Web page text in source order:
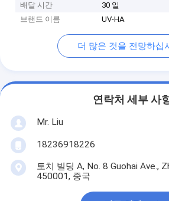
배달 시간
30 일
브랜드 이름
UV-HA
더 많은 것을 전망하십
연락처 세부 사
Mr. Liu
18236918226
토치 빌딩 A, No. 8 Guohai Ave.,
450001, 중국